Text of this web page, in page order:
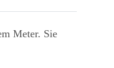
Meter. Sie